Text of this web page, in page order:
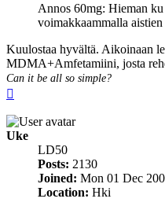
Annos 60mg: Hieman
voimakkaammalla
Kuulostaa hyvältä. Aikoinaan
MDMA+Amfetamiini, josta
Can it be all so simple?
Uke
LD50
Posts: 2130
Joined: Mon 01 Dec
Location: Hki